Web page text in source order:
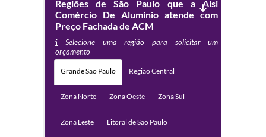
Regiões de São Paulo que a Alsi
Comércio De Alumínio atende com
Preço Fachada de ACM
Selecione uma região para solicitar um
orçamento
Grande São Paulo Região Central
Zona Norte Zona Oeste Zona Sul
Zona Leste Litoral de São Paulo